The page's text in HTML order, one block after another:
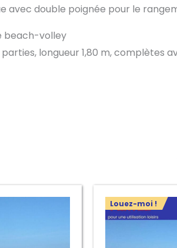
avec double poignée pour le
beach-volley
longueur 1,80 m, complètes
Louez-moi !
produit